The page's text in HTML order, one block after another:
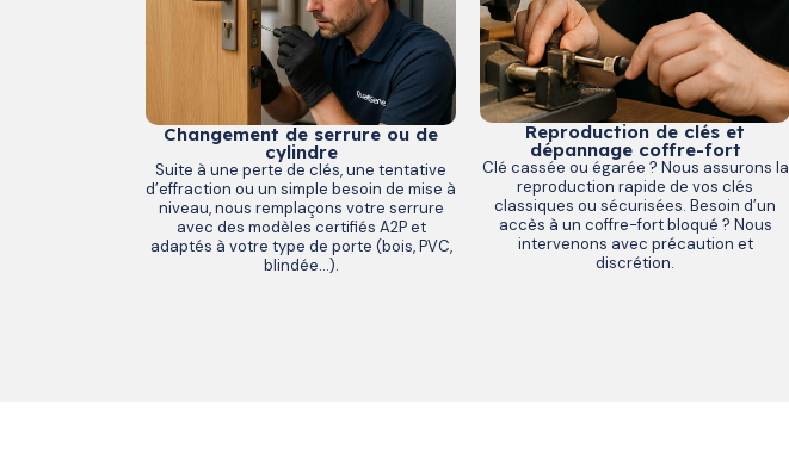
Changement de serrure ou de
cylindre
Suite à une perte de clés, une tentative
d’effraction ou un simple besoin de mise à
niveau, nous remplaçons votre serrure
avec des modèles certifiés A2P et
adaptés à votre type de porte (bois, PVC,
blindée…).
Reproduction de clés et
dépannage coffre-fort
Clé cassée ou égarée ? Nous assurons la
reproduction rapide de vos clés
classiques ou sécurisées. Besoin d’un
accès à un coffre-fort bloqué ? Nous
intervenons avec précaution et
discrétion.